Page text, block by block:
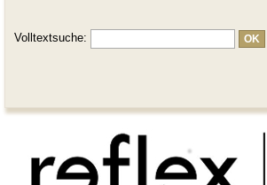
Volltextsuche: